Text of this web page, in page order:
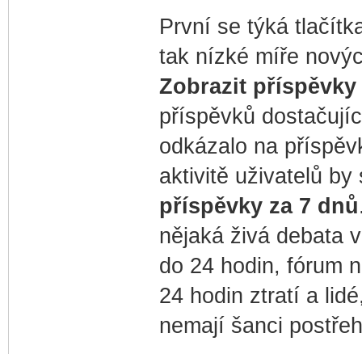
První se týká
tak nízké míře
Zobrazit příspěvky
příspěvků
odkázalo na
aktivitě uživatelů
příspěvky za 7 dnů
nějaká živá debata
do 24 hodin, fórum
24 hodin ztratí a
nemají šanci